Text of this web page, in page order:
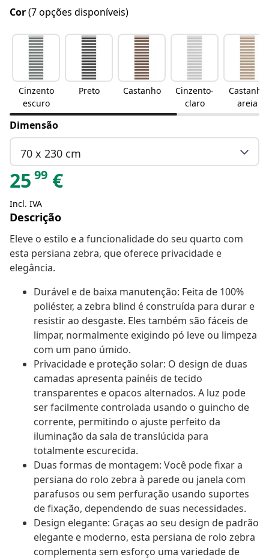
Cor(7 opções disponíveis)
Cinzento
escuro
Preto Castanho
Cinzento-
claro
Castanho
areia
Dimensão
70 x 230 cm
25 99 €
Incl. IVA
Descrição
Eleve o estilo e a funcionalidade do seu quarto com
esta persiana zebra, que oferece privacidade e
elegância.
Durável e de baixa manutenção: Feita de 100%
poliéster, a zebra blind é construída para durar e
resistir ao desgaste. Eles também são fáceis de
limpar, normalmente exigindo pó leve ou limpeza
com um pano úmido.
Privacidade e proteção solar: O design de duas
camadas apresenta painéis de tecido
transparentes e opacos alternados. A luz pode
ser facilmente controlada usando o guincho de
corrente, permitindo o ajuste perfeito da
iluminação da sala de translúcida para
totalmente escurecida.
Duas formas de montagem: Você pode fixar a
persiana do rolo zebra à parede ou janela com
parafusos ou sem perfuração usando suportes
de fixação, dependendo de suas necessidades.
Design elegante: Graças ao seu design de padrão
elegante e moderno, esta persiana de rolo zebra
complementa sem esforço uma variedade de